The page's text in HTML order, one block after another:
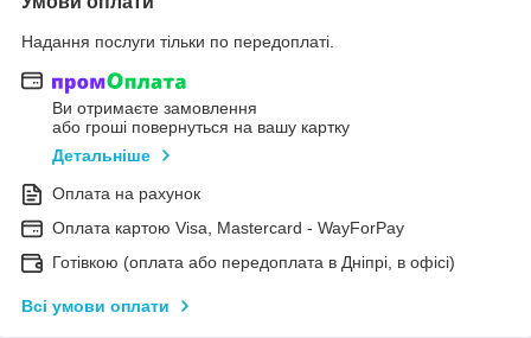
Надання послуги тільки по передоплаті.
Ви отримаєте замовлення
або гроші повернуться на вашу картку
Детальніше
Оплата на рахунок
Оплата картою Visa, Mastercard - WayForPay
Готівкою (оплата або передоплата в Дніпрі, в офісі)
Всі умови оплати